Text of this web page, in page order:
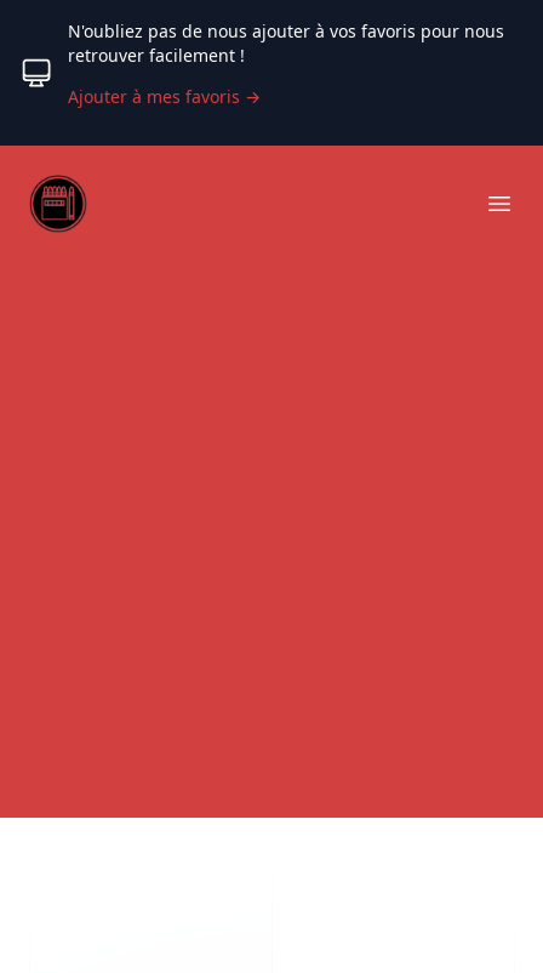
N'oubliez pas de nous ajouter à vos favoris pour nous
retrouver facilement !
Ajouter à mes favoris →
Web coloriage